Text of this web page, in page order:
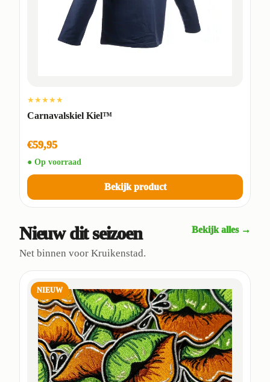
★★★★★
Carnavalskiel Kiel™
€59,95
● Op voorraad
Bekijk product
Nieuw dit seizoen
Net binnen voor Kruikenstad.
Bekijk alles →
NIEUW